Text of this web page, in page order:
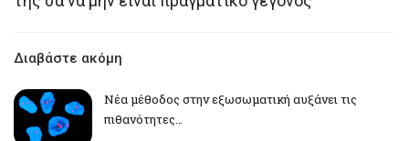
Διαβάστε ακόμη
Νέα μέθοδος στην εξωσωματική αυξάνει τις
πιθανότητες…